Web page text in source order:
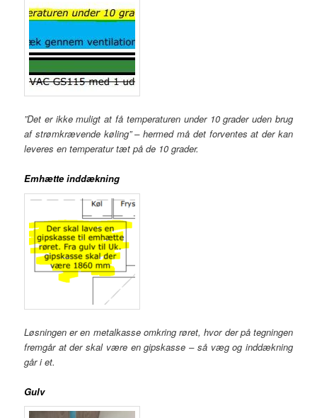
”Det er ikke muligt at få temperaturen under 10 grader uden brug
af strømkrævende køling” – hermed må det forventes at der kan
leveres en temperatur tæt på de 10 grader.
Emhætte inddækning
Løsningen er en metalkasse omkring røret, hvor der på tegningen
fremgår at der skal være en gipskasse – så væg og inddækning
går i et.
Gulv